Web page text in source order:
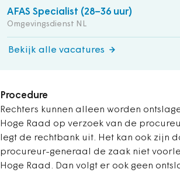
AFAS Specialist (28–36 uur)
Omgevingsdienst NL
Bekijk alle vacatures
Procedure
Rechters kunnen alleen worden
Hoge Raad op verzoek van de
legt de rechtbank uit. Het kan ook zijn
procureur-generaal de zaak niet
Hoge Raad. Dan volgt er ook geen